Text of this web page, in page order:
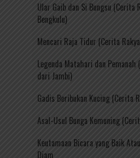
Ular Gaib dan Si Bungsu (Cerita
Bengkulu)
Mencari Raja Tidur (Cerita
Legenda Matahari dan Pemanah
dari Jambi)
Gadis Beribukan Kucing (Cerita
Asal-Usul Bunga Kemuning
Keutamaan Bicara yang Baik
Diam